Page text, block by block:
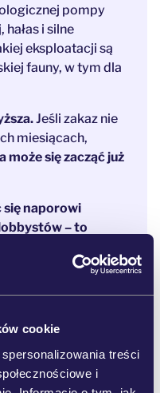
cookie
treści
i
pompy
i silne
eksploatacji są
fauny, w tym dla
Jeśli zakaz nie
miesiącach,
się zacząć już
się naporowi
– to
teraz!
o zakaz
trudniej będzie